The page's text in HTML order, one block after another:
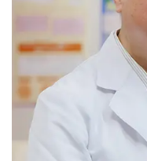
※診療時間や臨時休診・
機関ホームページ、
>>病院なびで医療機関の